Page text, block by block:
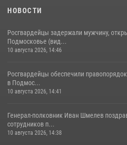
НОВОСТИ
Росгвардейцы задержали мужчину,
Подмосковье (вид...
10 августа 2026, 14:46
Росгвардейцы обеспечили
в Подмос...
10 августа 2026, 14:41
Генерал-полковник Иван Шмелев
сотрудников п...
10 августа 2026, 14:38